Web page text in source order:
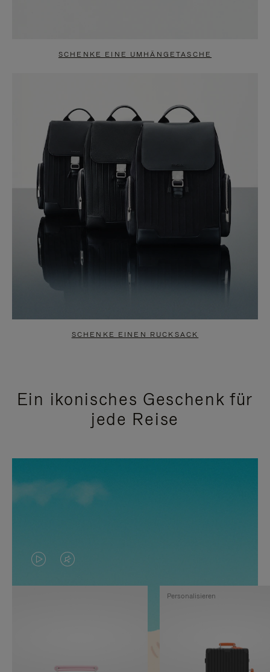
SCHENKE EINE UMHÄNGETASCHE
SCHENKE EINEN RUCKSACK
Ein ikonisches Geschenk für
jede Reise
DAS
VIDEO
VIDEO
IST
Personalisieren